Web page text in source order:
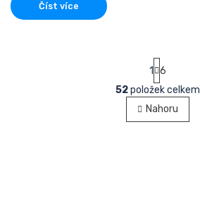
Číst více
O
v
l
S
t
r
á
n
k
1
6
52položek celkem
Nahoru